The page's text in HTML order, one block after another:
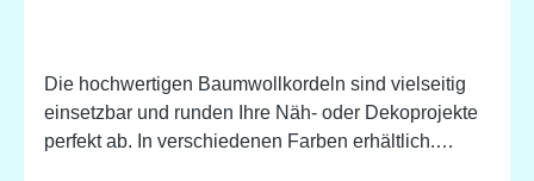
Die hochwertigen Baumwollkordeln sind vielseitig
einsetzbar und runden Ihre Näh- oder Dekoprojekte
perfekt ab. In verschiedenen Farben erhältlich.